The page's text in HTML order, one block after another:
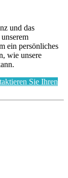
und das
ein persönliches
wie unsere
Sie Ihren